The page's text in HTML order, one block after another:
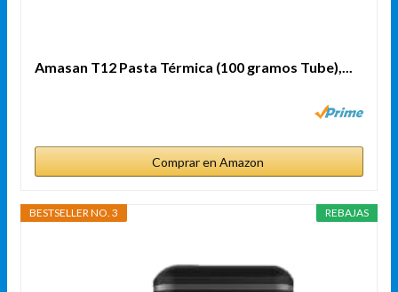
Amasan T12 Pasta Térmica (100 gramos Tube),...
Comprar en Amazon
REBAJAS
BESTSELLER NO. 3